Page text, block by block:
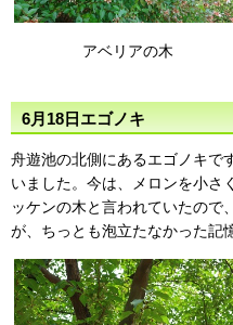
アベリアの木
6月18日エゴノキ
舟遊池の北側にあるエゴノキで
いました。今は、メロンを小さ
ッケンの木と言われていたので
が、ちっとも泡立たなかった記